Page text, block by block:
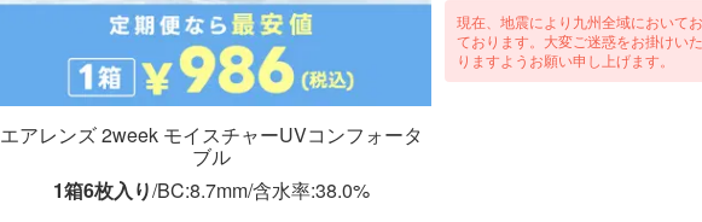
エアレンズ 2week モイスチャーUVコンフォータ
ブル
1箱6枚入り/BC:8.7mm/含水率:38.0%
現在、地震により九州全域において
ております。大変ご迷惑をお掛けい
りますようお願い申し上げます。